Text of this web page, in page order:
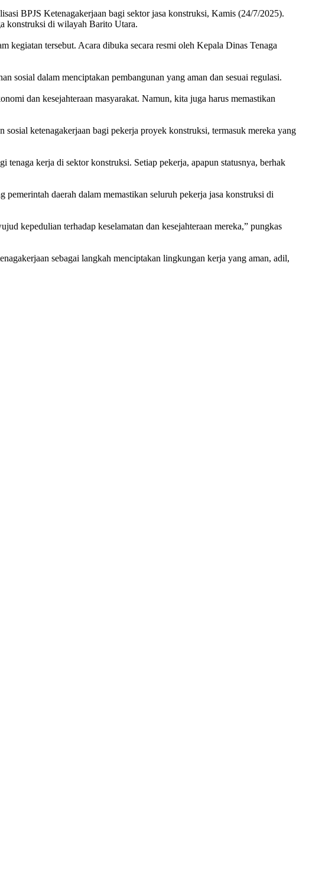
BPJS Ketenagakerjaan bagi sektor jasa konstruksi, Kamis (24/7/2025).
konstruksi di wilayah Barito Utara.
tersebut. Acara dibuka secara resmi oleh Kepala Dinas Tenaga
sosial dalam menciptakan pembangunan yang aman dan sesuai regulasi.
dan kesejahteraan masyarakat. Namun, kita juga harus memastikan
ketenagakerjaan bagi pekerja proyek konstruksi, termasuk mereka yang
kerja di sektor konstruksi. Setiap pekerja, apapun statusnya, berhak
daerah dalam memastikan seluruh pekerja jasa konstruksi di
kepedulian terhadap keselamatan dan kesejahteraan mereka,” pungkas
sebagai langkah menciptakan lingkungan kerja yang aman, adil,